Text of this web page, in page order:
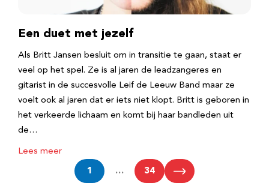
Een duet met jezelf
Als Britt Jansen besluit om in transitie te gaan, staat er
veel op het spel. Ze is al jaren de leadzangeres en
gitarist in de succesvolle Leif de Leeuw Band maar ze
voelt ook al jaren dat er iets niet klopt. Britt is geboren in
het verkeerde lichaam en komt bij haar bandleden uit
de…
Lees meer
1 … 34